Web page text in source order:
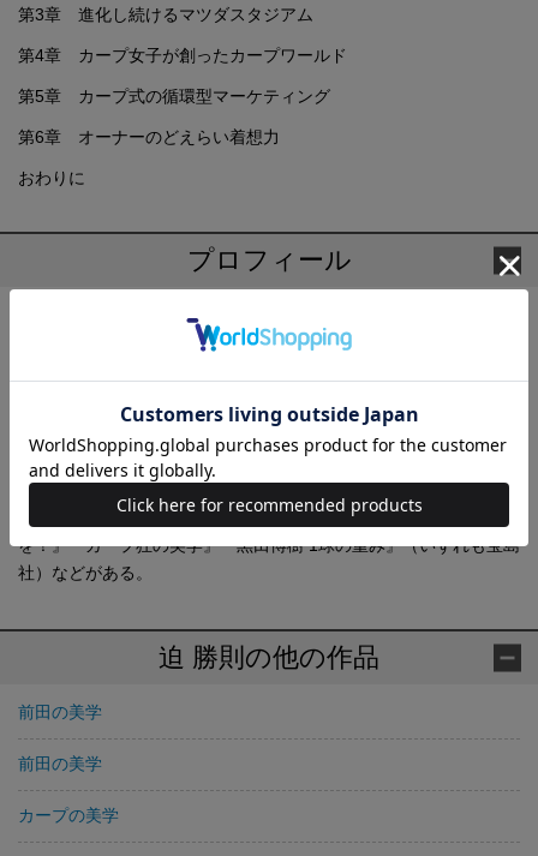
第3章 進化し続けるマツダスタジアム
第4章 カープ女子が創ったカープワールド
第5章 カープ式の循環型マーケティング
第6章 オーナーのどえらい着想力
おわりに
プロフィール
迫 勝則(さこ かつのり)
1946年、広島市生まれ。山口大学経済学部卒。2001年、マツダ株
式会社退社。元広島国際学院大学現代社会学部長（教授）。2018
年現在、テレビ番組「EタウンSPORTS」（RCC）でコメンテータ
ーを務める。著書に『さらば、愛しきマツダ』（文藝春秋）、
『広島にカープはいらないのか』（南々社）、『なぜ彼女たちは
カープに萌えるのか 新＜カープ女子＞論』（KADOKAWA）、『前
田の美学』『カープの美学』『神さま、そろそろカープに優勝
を！』『カープ狂の美学』『黒田博樹 1球の重み』（いずれも宝島
社）などがある。
迫 勝則の他の作品
前田の美学
前田の美学
カープの美学